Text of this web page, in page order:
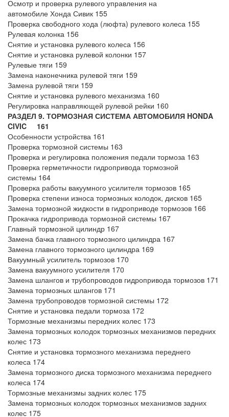
Осмотр и проверка рулевого управления на
автомобиле Хонда Сивик 155
Проверка свободного хода (люфта) рулевого колеса 155
Рулевая колонка 156
Снятие и установка рулевого колеса 156
Снятие и установка рулевой колонки 157
Рулевые тяги 159
Замена наконечника рулевой тяги 159
Замена рулевой тяги 159
Снятие и установка рулевого механизма 160
Регулировка направляющей рулевой рейки 160
РАЗДЕЛ 9. ТОРМОЗНАЯ СИСТЕМА АВТОМОБИЛЯ HONDA
CIVIC 161
Особенности устройства 161
Проверка тормозной системы 163
Проверка и регулировка положения педали тормоза 163
Проверка герметичности гидропривода тормозной
системы 164
Проверка работы вакуумного усилителя тормозов 165
Проверка степени износа тормозных колодок, дисков 165
Замена тормозной жидкости в гидроприводе тормозов 166
Прокачка гидропривода тормозной системы 167
Главный тормозной цилиндр 167
Замена бачка главного тормозного цилиндра 167
Замена главного тормозного цилиндра 169
Вакуумный усилитель тормозов 170
Замена вакуумного усилителя 170
Замена шлангов и трубопроводов гидропривода тормозов 171
Замена тормозных шлангов 171
Замена трубопроводов тормозной системы 172
Снятие и установка педали тормоза 172
Тормозные механизмы передних колес 173
Замена тормозных колодок тормозных механизмов передних
колес 173
Снятие и установка тормозного механизма переднего
колеса 174
Замена тормозного диска тормозного механизма переднего
колеса 174
Тормозные механизмы задних колес 175
Замена тормозных колодок тормозных механизмов задних
колес 175